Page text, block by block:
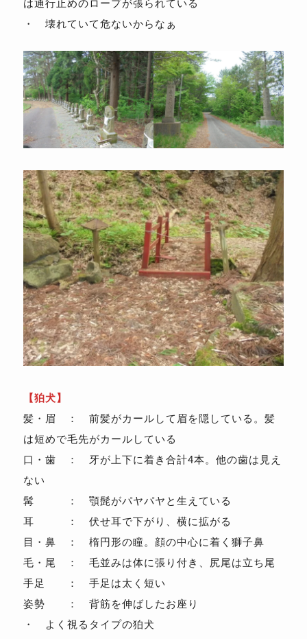
は通行止めのロープが張られている
・ 壊れていて危ないからなぁ
【狛犬】
髪・眉 ： 前髪がカールして眉を隠している。髪
は短めで毛先がカールしている
口・歯 ： 牙が上下に着き合計4本。他の歯は見え
ない
髯 ： 顎髭がパヤパヤと生えている
耳 ： 伏せ耳で下がり、横に拡がる
目・鼻 ： 楕円形の瞳。顔の中心に着く獅子鼻
毛・尾 ： 毛並みは体に張り付き、尻尾は立ち尾
手足 ： 手足は太く短い
姿勢 ： 背筋を伸ばしたお座り
・ よく視るタイプの狛犬